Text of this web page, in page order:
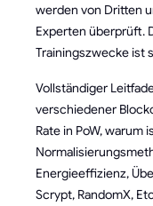
werden von Dritten
Experten überprüft.
Trainingszwecke ist
Vollständiger
verschiedener
Rate in PoW,
Energieeffizienz,
Scrypt, RandomX,